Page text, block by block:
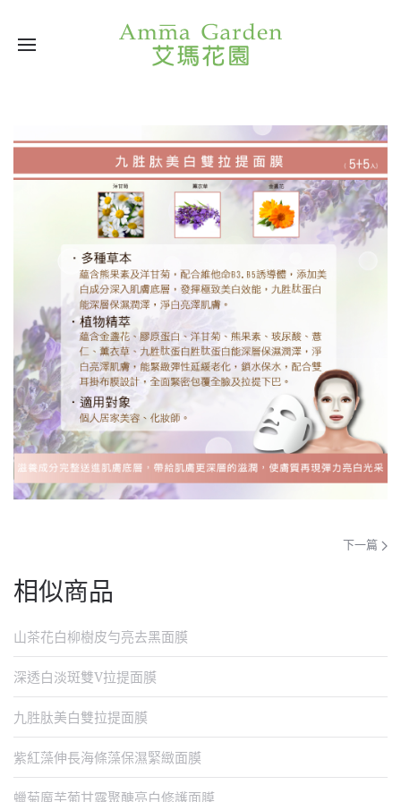
下一篇
相似商品
山茶花白柳樹皮勻亮去黑面膜
深透白淡斑雙V拉提面膜
九胜肽美白雙拉提面膜
紫紅藻伸長海條藻保濕緊緻面膜
蠟菊魔芋葡甘露聚醣亮白修護面膜